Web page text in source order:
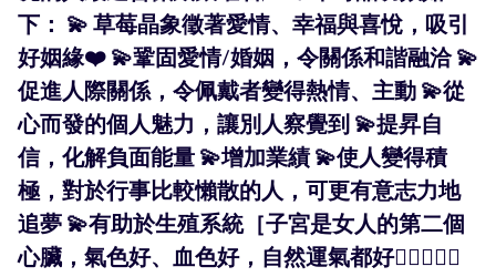
下： 💫 草莓晶象徵著愛情、幸福與喜悅，吸引
好姻緣❤️ 💫鞏固愛情/婚姻，令關係和諧融洽 💫
促進人際關係，令佩戴者變得熱情、主動 💫從
心而發的個人魅力，讓別人察覺到 💫提昇自
信，化解負面能量 💫增加業績 💫使人變得積
極，對於行事比較懶散的人，可更有意志力地
追夢 💫有助於生殖系統［子宮是女人的第二個
心臟，氣色好、血色好，自然運氣都好👍🏻👍🏻🌈